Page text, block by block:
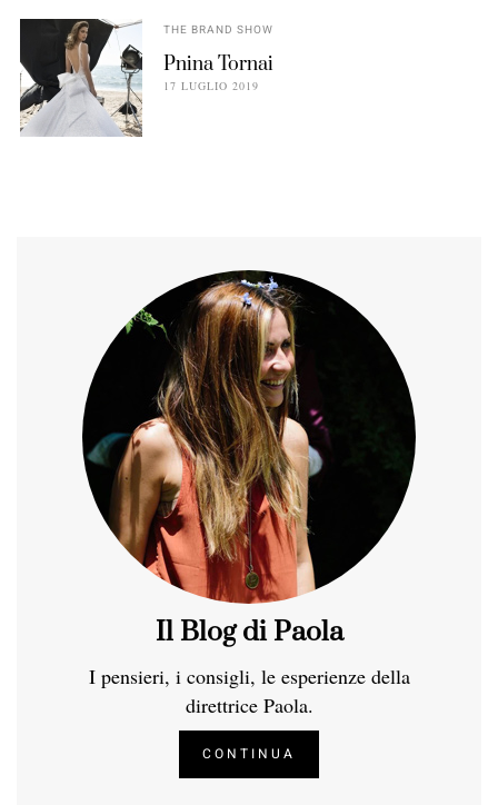
THE BRAND SHOW
Pnina Tornai
17 LUGLIO 2019
Il Blog di Paola
I pensieri, i consigli, le esperienze della
direttrice Paola.
CONTINUA